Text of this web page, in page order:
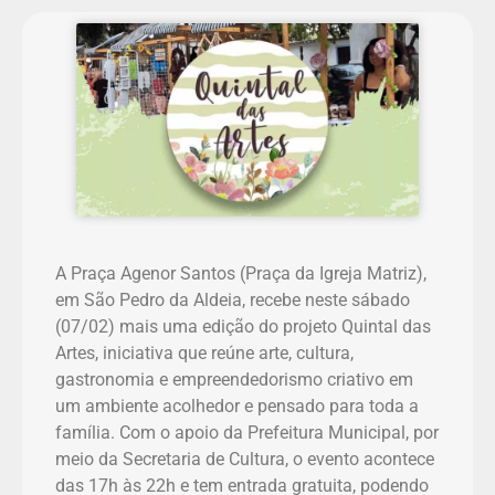
A Praça Agenor Santos (Praça da Igreja Matriz),
em São Pedro da Aldeia, recebe neste sábado
(07/02) mais uma edição do projeto Quintal das
Artes, iniciativa que reúne arte, cultura,
gastronomia e empreendedorismo criativo em
um ambiente acolhedor e pensado para toda a
família. Com o apoio da Prefeitura Municipal, por
meio da Secretaria de Cultura, o evento acontece
das 17h às 22h e tem entrada gratuita, podendo